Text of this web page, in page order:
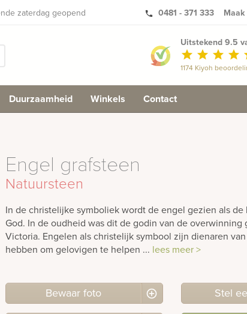
zaterdag geopend phone 0481 - 371 333
Uitstekend 9.5
star star star star
1174 Kiyoh
Duurzaamheid Winkels Contact
Engel grafsteen
Natuursteen
In de christelijke symboliek wordt de engel gezien als de
God. In de oudheid was dit de godin van de overwinning
Victoria. Engelen als christelijk symbool zijn dienaren
hebben om gelovigen te helpen ... lees meer >
Bewaar foto Stel